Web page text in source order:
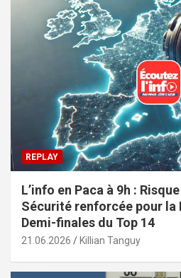
REPLAY
L’info en Paca à 9h :
Sécurité renforcée pour la
Demi-finales du Top 14
21.06.2026 Killian Tanguy